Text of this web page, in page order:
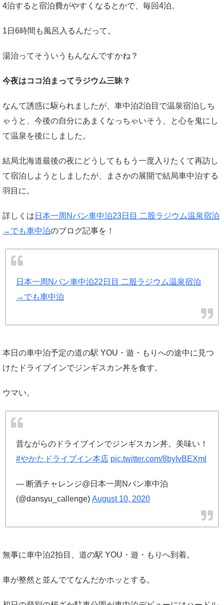
4泊すると宿泊費がやすくなるとかで、毎回4泊。
1日6時間も風呂入るんだって。
湯治ってそういうもんなんですかね？
今夜はココ泊まってラジウム三昧？
なんて誘惑に駆られましたが、車中泊2泊目で温泉宿泊しち
ゃうと、今後の自分にあまくなっちゃいそう、と心を鬼にし
て温泉を後にしました。
結局北海道最後の夜にどうしてももう一度入りたくて再訪し
て宿泊しようとしましたが、まさかの展開で結局車中泊する
羽目に。
詳しくは 日本一周Nバン車中泊23日目 二股ラジウム温泉宿泊
→でも車中泊のブログ記事を！
日本一周Nバン車中泊22日目 二股ラジウム温泉宿泊
→でも車中泊
本日の車中泊予定の道の駅 YOU・遊・もりへの途中に見つ
けたドライブインでジンギスカン丼を食す。
ウマい。
昔ながらのドライブインでジンギスカン丼。美味い！
#やかたドライブイン本店 pic.twitter.com/8byIvBEXml
— 断酒チャレンジ@日本一周Nバン車中泊
(@dansyu_callenge) August 10, 2020
無事に車中泊2拍目、道の駅 YOU・遊・もりへ到着。
車が整然と並んでてなんだかホッとする。